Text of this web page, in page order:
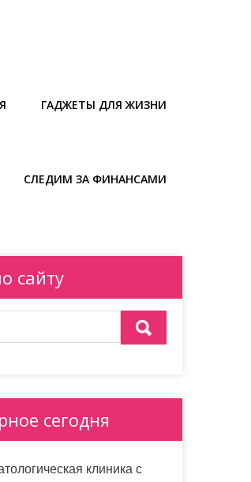
ГАДЖЕТЫ ДЛЯ ЖИЗНИ
СЛЕДИМ ЗА ФИНАНСАМИ
сайту
сегодня
клиника с